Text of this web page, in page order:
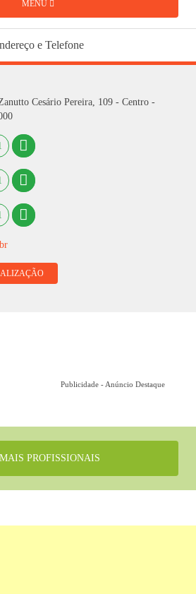
MENU
e Telefone
Cesário Pereira, 109 - Centro -
Publicidade - Anúncio Destaque
PROFISSIONAIS